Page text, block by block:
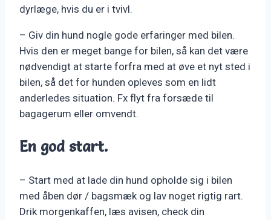
dyrlæge, hvis du er i tvivl.
– Giv din hund nogle gode erfaringer med bilen.
Hvis den er meget bange for bilen, så kan det være
nødvendigt at starte forfra med at øve et nyt sted i
bilen, så det for hunden opleves som en lidt
anderledes situation. Fx flyt fra forsæde til
bagagerum eller omvendt.
En god start.
– Start med at lade din hund opholde sig i bilen
med åben dør / bagsmæk og lav noget rigtig rart.
Drik morgenkaffen, læs avisen, check din